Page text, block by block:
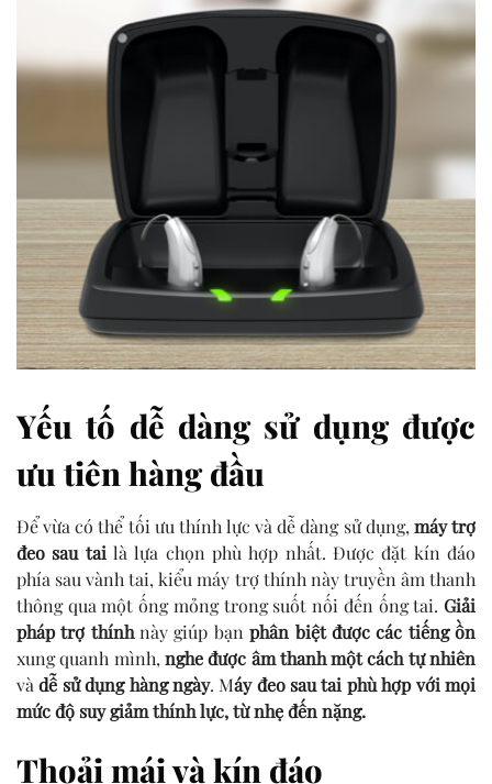
Yếu tố dễ dàng sử dụng được
ưu tiên hàng đầu
Để vừa có thể tối ưu thính lực và dễ dàng sử dụng, máy trợ
đeo sau tai là lựa chọn phù hợp nhất. Được đặt kín đáo
phía sau vành tai, kiểu máy trợ thính này truyền âm thanh
thông qua một ống mỏng trong suốt nối đến ống tai. Giải
pháp trợ thínhnày giúp bạnphân biệt được các tiếng ồn
xung quanh mình, nghe được âm thanh một cách tự nhiên
vàdễ sử dụng hàng ngày. Máy đeo sau tai phù hợp với mọi
mức độ suy giảm thính lực, từ nhẹ đến nặng.
Thoải mái và kín đáo